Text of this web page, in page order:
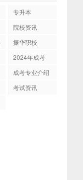
专升本
院校资讯
振华职校
2024年成考
成考专业介绍
考试资讯